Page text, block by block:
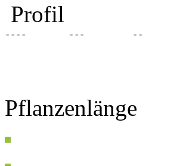
Profil
- - - - - - - - -
Pflanzenlänge